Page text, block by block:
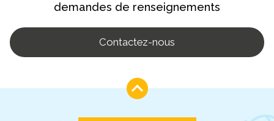
demandes de renseignements
Contactez-nous